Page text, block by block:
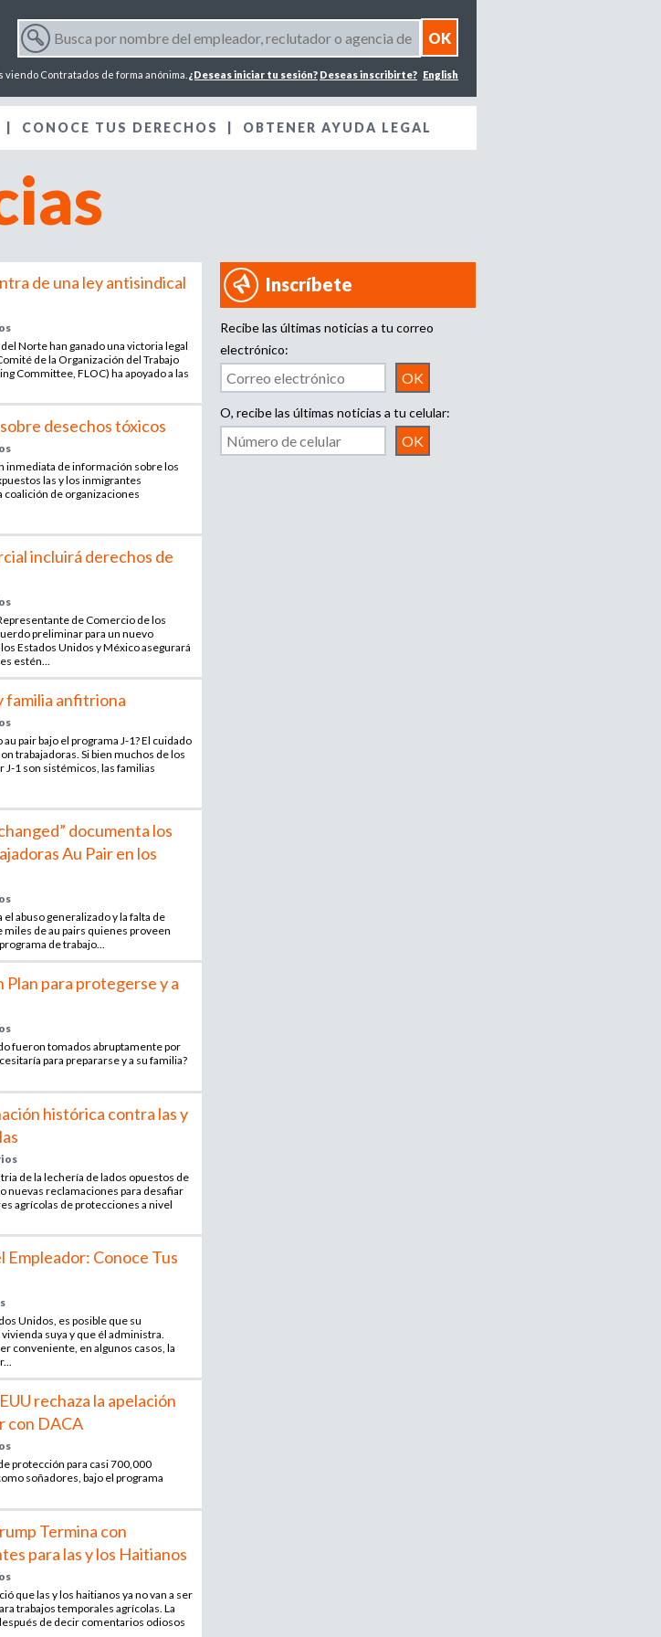
B
u
a
p
o
n
m
e
l
e
p
l
a
d
r
,
l
u
t
d
r
o
g
e
n
a
d
e
e
u
a
m
n
t
o
English
viendo Contratados de forma anónima. ¿Deseas iniciar tu sesión? Deseas inscribirte?
de una ley antisindical
Norte han ganado una victoria legal
de la Organización del Trabajo
Committee, FLOC) ha apoyado a las
desechos tóxicos
inmediata de información sobre los
las y los inmigrantes
coalición de organizaciones
incluirá derechos de
de Comercio de los
preliminar para un nuevo
Estados Unidos y México asegurará
estén...
familia anfitriona
pair bajo el programa J-1? El cuidado
trabajadoras. Si bien muchos de los
J-1 son sistémicos, las familias
documenta los
Au Pair en los
abuso generalizado y la falta de
de au pairs quienes proveen
de trabajo...
Plan para protegerse y a
fueron tomados abruptamente por
para prepararse y a su familia?
histórica contra las y
de la lechería de lados opuestos de
nuevas reclamaciones para desafiar
agrícolas de protecciones a nivel
Empleador: Conoce Tus
Unidos, es posible que su
suya y que él administra.
conveniente, en algunos casos, la
rechaza la apelación
con DACA
protección para casi 700,000
soñadores, bajo el programa
Termina con
para las y los Haitianos
que las y los haitianos ya no van a ser
trabajos temporales agrícolas. La
de decir comentarios odiosos
CONOCE TUS DERECHOS OBTENER AYUDA LEGAL
Inscríbete
Recibe las últimas noticias a tu correo
electrónico:
O, recibe las últimas noticias a tu celular: